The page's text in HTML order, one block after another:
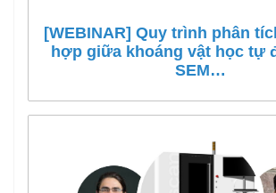
[WEBINAR] Quy trình phân
hợp giữa khoáng vật học tự
SEM…